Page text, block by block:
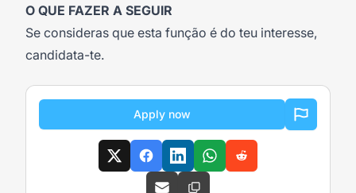
O QUE FAZER A SEGUIR
Se consideras que esta função é do teu interesse,
candidata-te.
Apply now